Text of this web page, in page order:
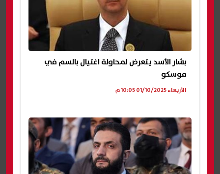
بشار الأسد يتعرض لمحاولة اغتيال بالسم في
موسكو
الأربعاء 01/10/2025 10:05 م